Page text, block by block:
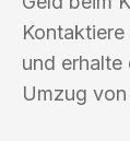
und
Umzug